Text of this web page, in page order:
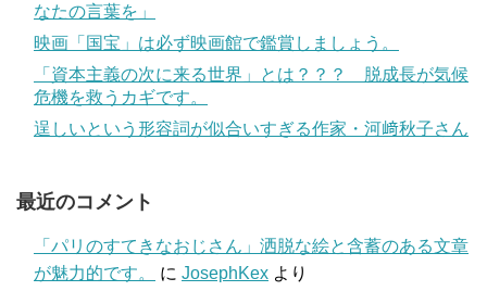
なたの言葉を」
映画「国宝」は必ず映画館で鑑賞しましょう。
「資本主義の次に来る世界」とは？？？ 脱成長が気候
危機を救うカギです。
逞しいという形容詞が似合いすぎる作家・河﨑秋子さん
最近のコメント
「パリのすてきなおじさん」洒脱な絵と含蓄のある文章
が魅力的です。
に JosephKex より